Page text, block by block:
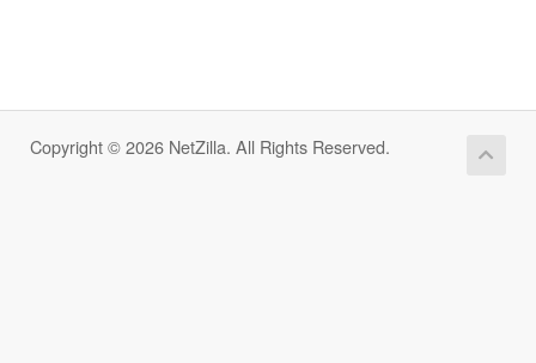
Copyright © 2026 NetZilla. All Rights Reserved.